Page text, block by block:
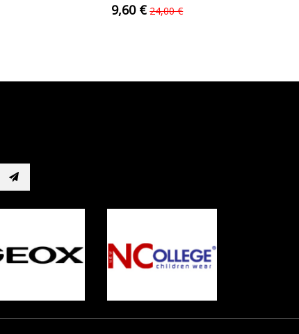
9,60 € 24,00 €